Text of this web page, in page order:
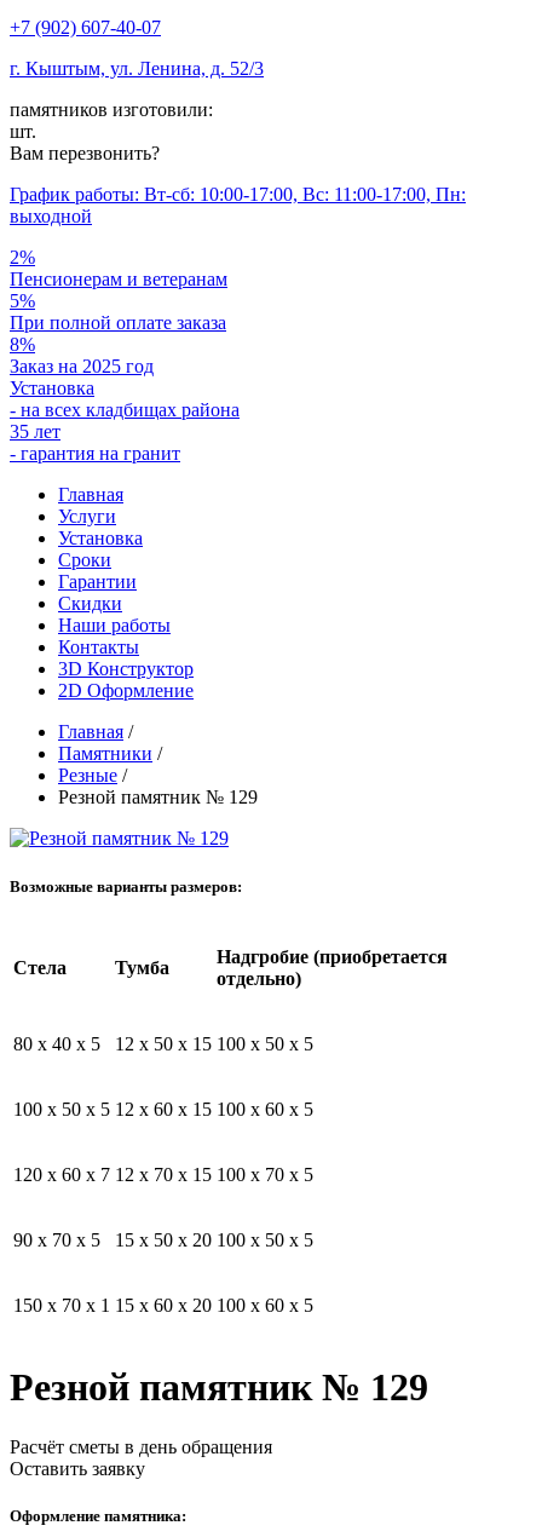
+7 (902) 607-40-07
г. Кыштым, ул. Ленина, д. 52/3
памятников изготовили:
шт.
Вам перезвонить?
График работы: Вт-сб: 10:00-17:00, Вс: 11:00-17:00, Пн:
выходной
2%
Пенсионерам и ветеранам
5%
При полной оплате заказа
8%
Заказ на 2025 год
Установка
- на всех кладбищах района
35 лет
- гарантия на гранит
Главная
Услуги
Установка
Сроки
Гарантии
Скидки
Наши работы
Контакты
3D Конструктор
2D Оформление
Главная /
Памятники /
Резные /
Резной памятник № 129
Возможные варианты размеров:
Стела Тумба
Надгробие (приобретается
отдельно)
80 x 40 x 5 12 x 50 x 15 100 x 50 x 5
100 x 50 x 5 12 x 60 x 15 100 x 60 x 5
120 x 60 x 7 12 x 70 x 15 100 x 70 x 5
90 x 70 x 5 15 x 50 x 20 100 x 50 x 5
150 x 70 x 1 15 x 60 x 20 100 x 60 x 5
Резной памятник № 129
Расчёт сметы в день обращения
Оставить заявку
Оформление памятника: